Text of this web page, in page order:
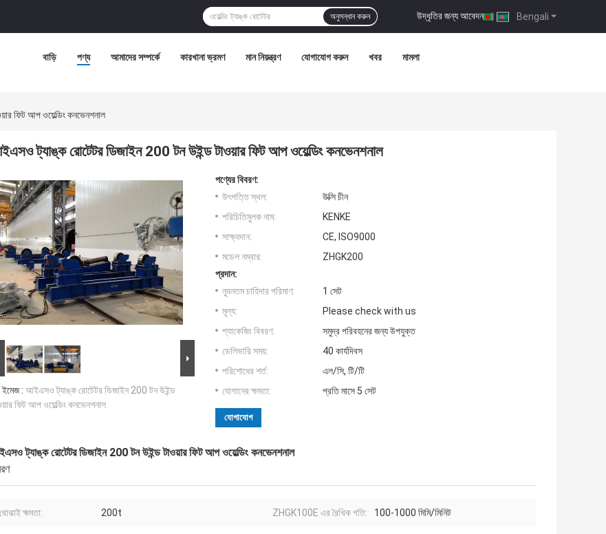
Bengali
উদ্ধৃতির জন্য আবেদন |
অনুসন্ধান করুন
বাড়ি পণ্য আমাদের সম্পর্কে কারখানা ভ্রমণ মান নিয়ন্ত্রণ যোগাযোগ করুন খবর মামলা
ফিট আপ ওয়েল্ডিং কনভেনশনাল
ট্যাঙ্ক রোটেটর ডিজাইন 200 টন উইন্ড টাওয়ার ফিট আপ ওয়েল্ডিং কনভেনশনাল
: আইএসও ট্যাঙ্ক রোটেটর ডিজাইন 200 টন উইন্ড
ফিট আপ ওয়েল্ডিং কনভেনশনাল
পণ্যের বিবরণ:
উৎপত্তি স্থল:
উক্সি চীন
পরিচিতিমুলক নাম:
KENKE
সাক্ষ্যদান:
CE, ISO9000
মডেল নম্বার:
ZHGK200
প্রদান:
ন্যূনতম চাহিদার পরিমাণ:
1 সেট
মূল্য:
Please check with us
প্যাকেজিং বিবরণ:
সমুদ্র পরিবহনের জন্য উপযুক্ত
ডেলিভারি সময়:
40 কার্যদিবস
পরিশোধের শর্ত:
এল/সি, টি/টি
যোগানের ক্ষমতা:
প্রতি মাসে 5 সেট
যোগাযোগ
ট্যাঙ্ক রোটেটর ডিজাইন 200 টন উইন্ড টাওয়ার ফিট আপ ওয়েল্ডিং কনভেনশনাল
বোঝাই ক্ষমতা: 200t ZHGK100E এর রৈখিক গতি: 100-1000 মিমি/মিনিট